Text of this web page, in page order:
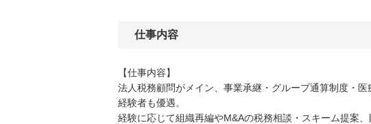
仕事内容
【仕事内容】
法人税務顧問がメイン、事業承継・グループ通算制度・
経験者も優遇。
経験に応じて組織再編やМ&Aの税務相談・スキーム提案